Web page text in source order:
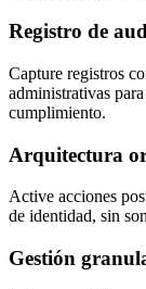
Registro de
Capture registros
administrativas
cumplimiento.
Arquitectura
Active acciones
de identidad, sin
Gestión